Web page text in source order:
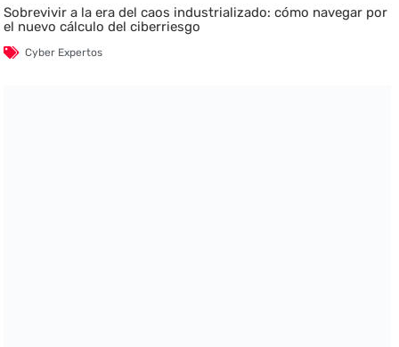
Sobrevivir a la era del caos industrializado: cómo navegar por
el nuevo cálculo del ciberriesgo
Cyber Expertos